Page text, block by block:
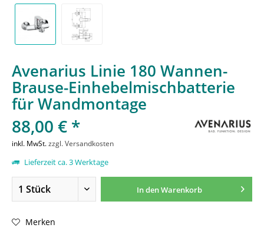
Avenarius Linie 180 Wannen-
Brause-Einhebelmischbatterie
für Wandmontage
88,00 € *
inkl. MwSt.zzgl. Versandkosten
Lieferzeit ca. 3 Werktage
In denWarenkorb
Merken